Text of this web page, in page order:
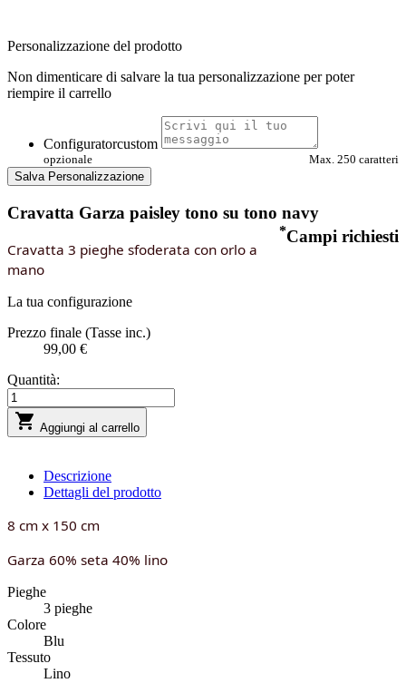
Personalizzazione del prodotto
Non dimenticare di salvare la tua personalizzazione per poter
riempire il carrello
Configuratorcustom
opzionale
Max. 250 caratteri
Salva Personalizzazione
Cravatta Garza paisley tono su tono navy
*Campi richiesti
Cravatta 3 pieghe sfoderata con orlo a
mano
La tua configurazione
Prezzo finale (Tasse inc.)
99,00 €
Quantità:
 Aggiungi al carrello
Descrizione
Dettagli del prodotto
8 cm x 150 cm
Garza 60% seta 40% lino
Pieghe
3 pieghe
Colore
Blu
Tessuto
Lino